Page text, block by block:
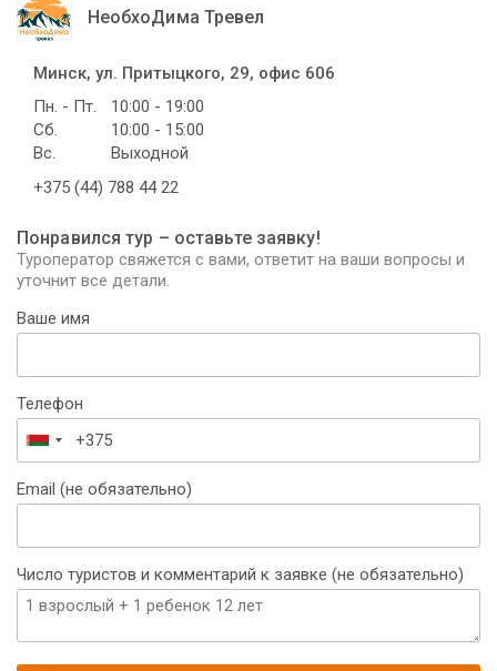
НеобхоДима Тревел
Минск, ул. Притыцкого, 29, офис 606
Пн. - Пт.
10:00 - 19:00
Сб.
10:00 - 15:00
Вс.
Выходной
+375 (44) 788 44 22
Понравился тур – оставьте заявку!
Туроператор свяжется с вами, ответит на ваши вопросы и
уточнит все детали.
Ваше имя
Телефон
Беларусь
+375
Email (не обязательно)
Число туристов и комментарий к заявке (не обязательно)